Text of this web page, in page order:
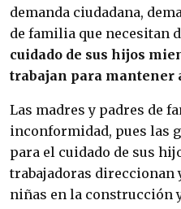
demanda ciudadana,
de familia que necesitan
cuidado de sus hijos
trabajan para mantener
Las madres y padres de
inconformidad, pues las
para el cuidado de sus
trabajadoras direccionan
niñas en la construcción